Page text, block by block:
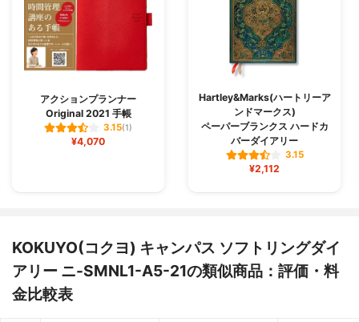
アクションプランナー
Original 2021 手帳
3.15(1)
¥4,070
Hartley&Marks(ハートリーア
ンドマークス)
ペーパーブランクス ハードカ
バーダイアリー
3.15
¥2,112
KOKUYO(コクヨ) キャンパス ソフトリングダイ
アリー ニ-SMNL1-A5-21の類似商品：評価・料
金比較表